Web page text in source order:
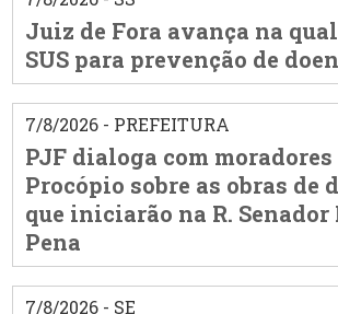
Juiz de Fora avança na
SUS para prevenção de
7/8/2026 - PREFEITURA
PJF dialoga com
Procópio sobre as obras de
que iniciarão na R.
Pena
7/8/2026 - SE